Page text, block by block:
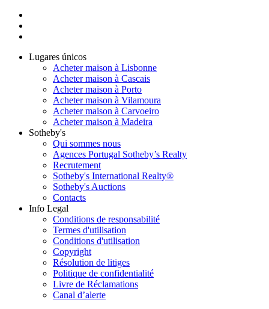
Lugares únicos
Acheter maison à Lisbonne
Acheter maison à Cascais
Acheter maison à Porto
Acheter maison à Vilamoura
Acheter maison à Carvoeiro
Acheter maison à Madeira
Sotheby's
Qui sommes nous
Agences Portugal Sotheby’s Realty
Recrutement
Sotheby's International Realty®
Sotheby's Auctions
Contacts
Info Legal
Conditions de responsabilité
Termes d'utilisation
Conditions d'utilisation
Copyright
Résolution de litiges
Politique de confidentialité
Livre de Réclamations
Canal d’alerte